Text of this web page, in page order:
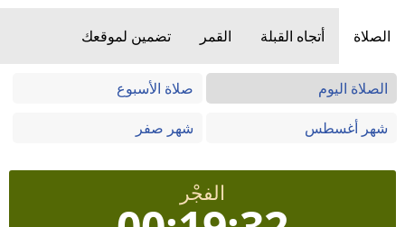
الصلاة أتجاه القبلة القمر تضمين لموقعك
الصلاة اليوم
صلاة الأسبوع
شهر أغسطس
شهر صفر
الفجْر